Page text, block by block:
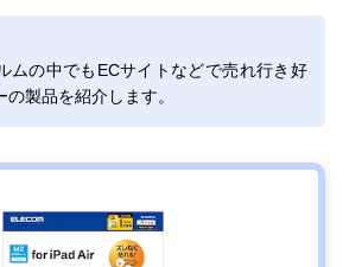
ムの中でもECサイトなどで売れ行き好
製品を紹介します。